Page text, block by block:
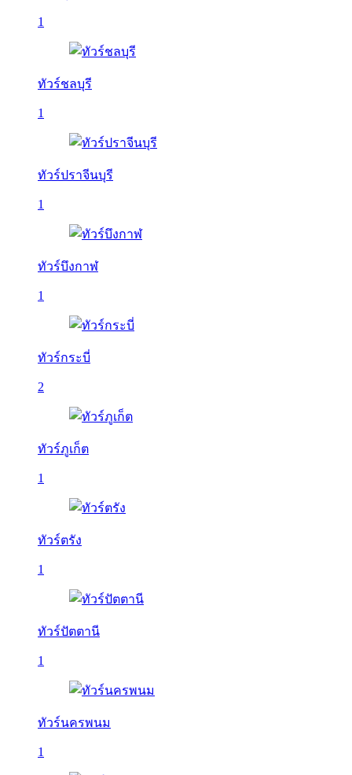
1
ทัวร์ชลบุรี
1
ทัวร์ปราจีนบุรี
1
ทัวร์บึงกาฬ
1
ทัวร์กระบี่
2
ทัวร์ภูเก็ต
1
ทัวร์ตรัง
1
ทัวร์ปัตตานี
1
ทัวร์นครพนม
1